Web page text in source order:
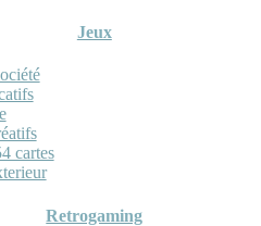
Jeux
cartes
Retrogaming